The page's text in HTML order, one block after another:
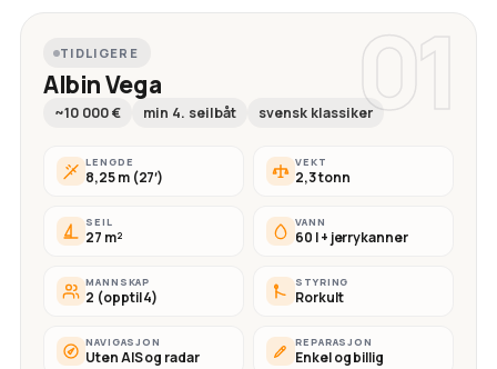
01
TIDLIGERE
Albin Vega
~10 000 € min 4. seilbåt svensk klassiker
LENGDE
8,25 m (27′)
VEKT
2,3 tonn
SEIL
27 m²
VANN
60 l + jerrykanner
MANNSKAP
2 (opptil 4)
STYRING
Rorkult
NAVIGASJON
Uten AIS og radar
REPARASJON
Enkel og billig